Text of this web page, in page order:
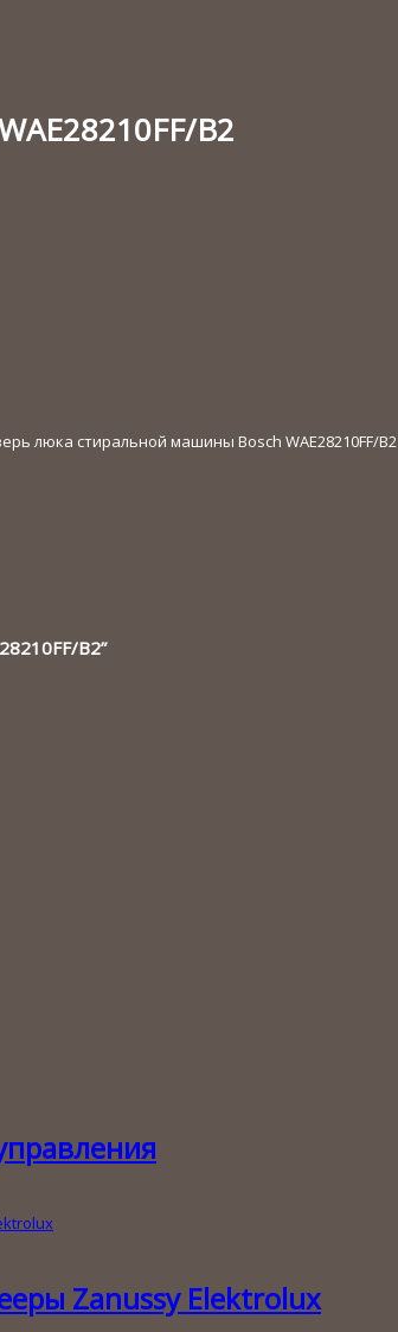
B2
люка стиральной машины Bosch WAE28210FF/B2
B2”
Zanussy Elektrolux